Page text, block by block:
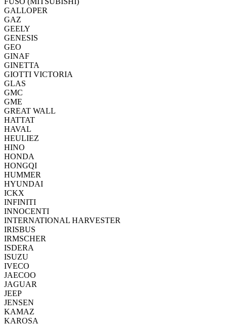
GALLOPER
GAZ
GEELY
GENESIS
GEO
GINAF
GINETTA
GIOTTI VICTORIA
GLAS
GMC
GME
GREAT WALL
HATTAT
HAVAL
HEULIEZ
HINO
HONDA
HONGQI
HUMMER
HYUNDAI
ICKX
INFINITI
INNOCENTI
INTERNATIONAL HARVESTER
IRISBUS
IRMSCHER
ISDERA
ISUZU
IVECO
JAECOO
JAGUAR
JEEP
JENSEN
KAMAZ
KAROSA